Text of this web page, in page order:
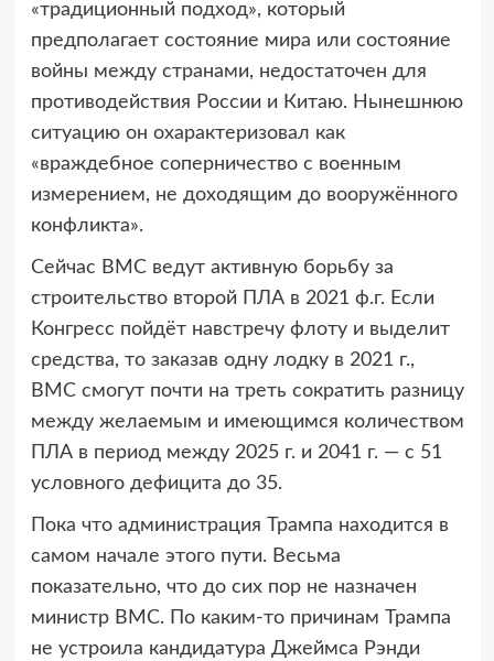
«традиционный подход», который
предполагает состояние мира или состояние
войны между странами, недостаточен для
противодействия России и Китаю. Нынешнюю
ситуацию он охарактеризовал как
«враждебное соперничество с военным
измерением, не доходящим до вооружённого
конфликта».
Сейчас ВМС ведут активную борьбу за
строительство второй ПЛА в 2021 ф.г. Если
Конгресс пойдёт навстречу флоту и выделит
средства, то заказав одну лодку в 2021 г.,
ВМС смогут почти на треть сократить разницу
между желаемым и имеющимся количеством
ПЛА в период между 2025 г. и 2041 г. — с 51
условного дефицита до 35.
Пока что администрация Трампа находится в
самом начале этого пути. Весьма
показательно, что до сих пор не назначен
министр ВМС. По каким-то причинам Трампа
не устроила кандидатура Джеймса Рэнди